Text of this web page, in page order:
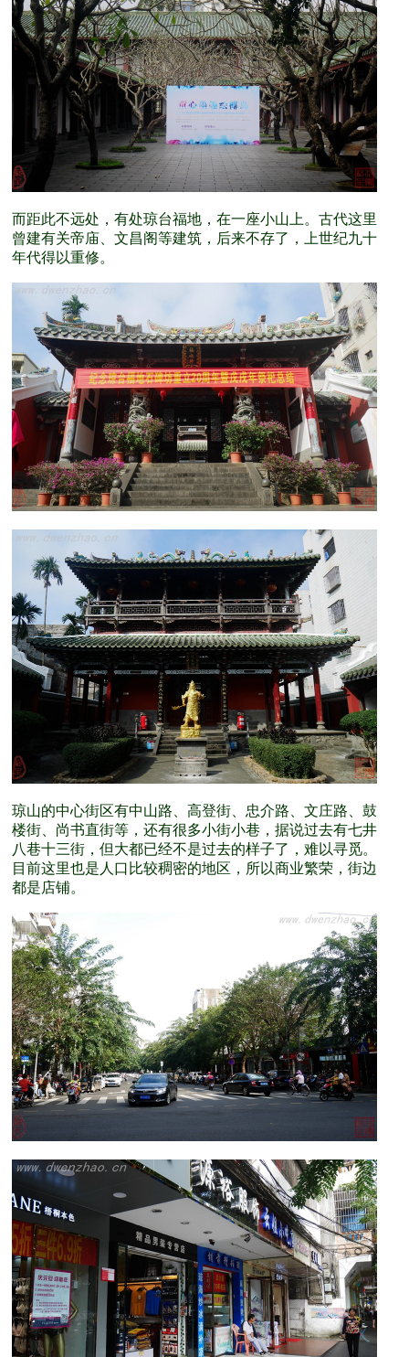
而距此不远处，有处琼台福地，在一座小山上。古代这里
曾建有关帝庙、文昌阁等建筑，后来不存了，上世纪九十
年代得以重修。
琼山的中心街区有中山路、高登街、忠介路、文庄路、鼓
楼街、尚书直街等，还有很多小街小巷，据说过去有七井
八巷十三街，但大都已经不是过去的样子了，难以寻觅。
目前这里也是人口比较稠密的地区，所以商业繁荣，街边
都是店铺。